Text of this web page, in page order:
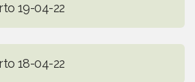
19-04-22
18-04-22